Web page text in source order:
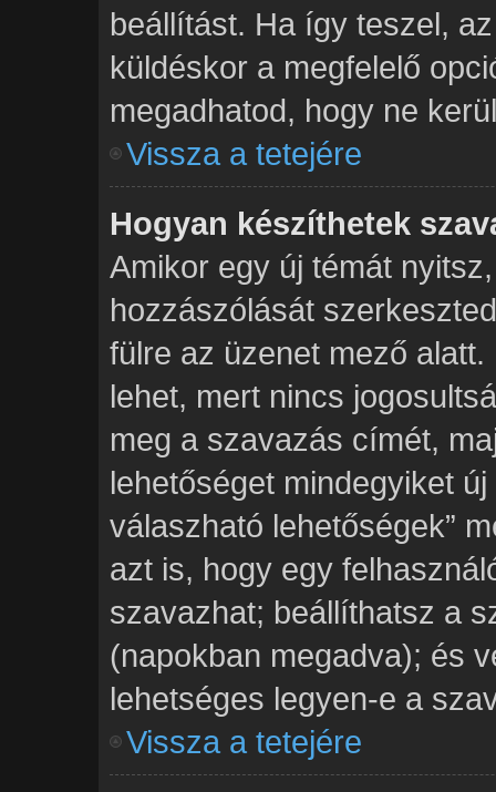
beállítást. Ha így teszel,
küldéskor a megfelelő
megadhatod, hogy ne
Vissza a tetejére
Hogyan készíthetek
Amikor egy új témát
hozzászólását
fülre az üzenet mező
lehet, mert nincs
meg a szavazás címét,
lehetőséget mindegyiket
válaszható lehetőségek”
azt is, hogy egy
szavazhat; beállíthatsz a
(napokban megadva); és
lehetséges legyen-e a
Vissza a tetejére